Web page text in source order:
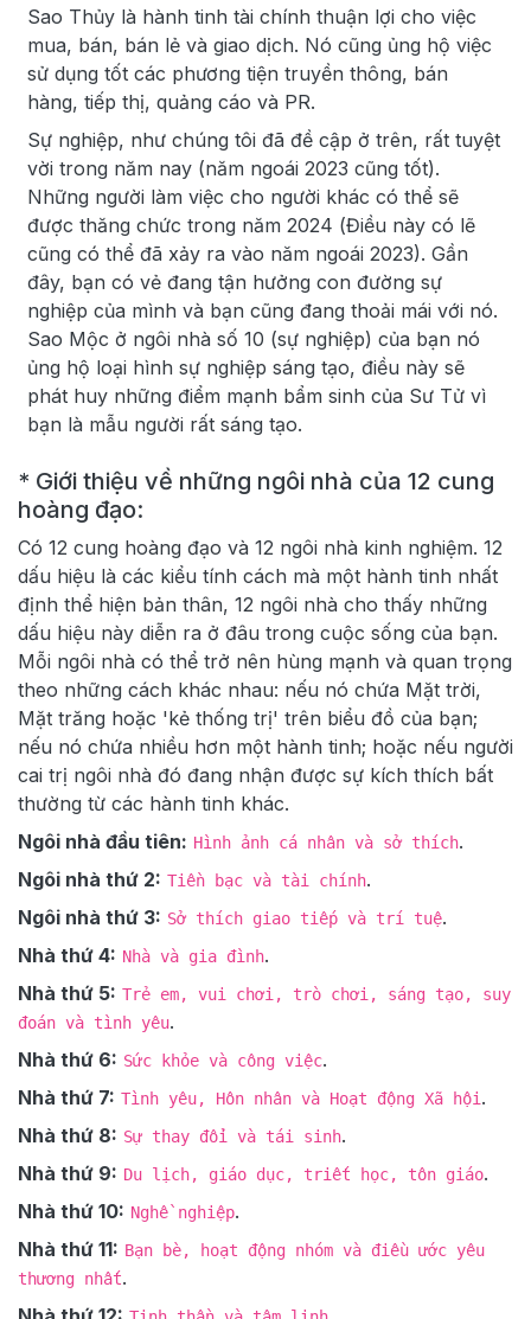
Sao Thủy là hành tinh tài chính thuận lợi cho việc
mua, bán, bán lẻ và giao dịch. Nó cũng ủng hộ việc
sử dụng tốt các phương tiện truyền thông, bán
hàng, tiếp thị, quảng cáo và PR.
Sự nghiệp, như chúng tôi đã đề cập ở trên, rất tuyệt
vời trong năm nay (năm ngoái 2023 cũng tốt).
Những người làm việc cho người khác có thể sẽ
được thăng chức trong năm 2024 (Điều này có lẽ
cũng có thể đã xảy ra vào năm ngoái 2023). Gần
đây, bạn có vẻ đang tận hưởng con đường sự
nghiệp của mình và bạn cũng đang thoải mái với nó.
Sao Mộc ở ngôi nhà số 10 (sự nghiệp) của bạn nó
ủng hộ loại hình sự nghiệp sáng tạo, điều này sẽ
phát huy những điểm mạnh bẩm sinh của Sư Tử vì
bạn là mẫu người rất sáng tạo.
* Giới thiệu về những ngôi nhà của 12 cung
hoàng đạo:
Có 12 cung hoàng đạo và 12 ngôi nhà kinh nghiệm. 12
dấu hiệu là các kiểu tính cách mà một hành tinh nhất
định thể hiện bản thân, 12 ngôi nhà cho thấy những
dấu hiệu này diễn ra ở đâu trong cuộc sống của bạn.
Mỗi ngôi nhà có thể trở nên hùng mạnh và quan trọng
theo những cách khác nhau: nếu nó chứa Mặt trời,
Mặt trăng hoặc 'kẻ thống trị' trên biểu đồ của bạn;
nếu nó chứa nhiều hơn một hành tinh; hoặc nếu người
cai trị ngôi nhà đó đang nhận được sự kích thích bất
thường từ các hành tinh khác.
Ngôi nhà đầu tiên: Hình ảnh cá nhân và sở thích.
Ngôi nhà thứ 2: Tiền bạc và tài chính.
Ngôi nhà thứ 3: Sở thích giao tiếp và trí tuệ.
Nhà thứ 4: Nhà và gia đình.
Nhà thứ 5: Trẻ em, vui chơi, trò chơi, sáng tạo, suy
đoán và tình yêu.
Nhà thứ 6: Sức khỏe và công việc.
Nhà thứ 7: Tình yêu, Hôn nhân và Hoạt động Xã hội .
Nhà thứ 8: Sự thay đổi và tái sinh.
Nhà thứ 9: Du lịch, giáo dục, triết học, tôn giáo.
Nhà thứ 10: Nghề nghiệp.
Nhà thứ 11: Bạn bè, hoạt động nhóm và điều ước yêu
thương nhất.